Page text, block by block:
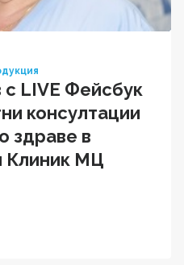
LIVE Фейсбук
консултации
здраве в
Клиник МЦ